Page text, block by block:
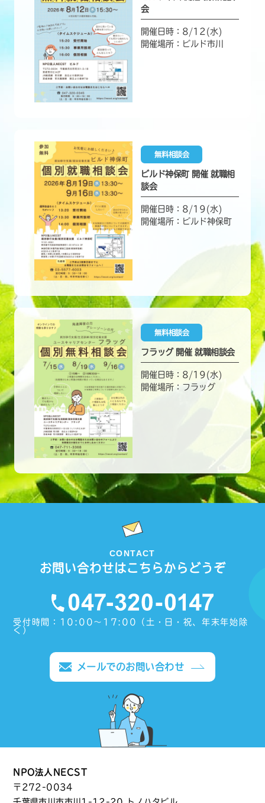
会
開催日時：8/12(水)
開催場所：ビルド市川
無料相談会
ビルド神保町 開催 就職相
談会
開催日時：8/19(水)
開催場所：ビルド神保町
無料相談会
フラッグ 開催 就職相談会
開催日時：8/19(水)
開催場所：フラッグ
CONTACT
お問い合わせはこちらからどうぞ
受付時間：10:00〜17:00（土・日・祝、年末年始除
く）
メールでのお問い合わせ
NPO法人NECST
〒272-0034